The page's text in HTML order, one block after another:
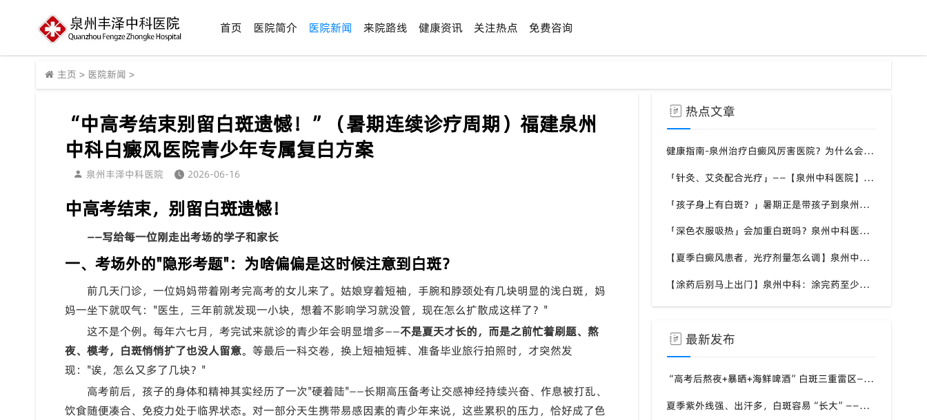
首页 医院简介 医院新闻 来院路线 健康资讯 关注热点 免费咨询
主页 > 医院新闻 >
“中高考结束别留白斑遗憾！”（暑期连续诊疗周期）福建泉州
中科白癜风医院青少年专属复白方案
泉州丰泽中科医院 2026-06-16
中高考结束，别留白斑遗憾！
——写给每一位刚走出考场的学子和家长
一、考场外的"隐形考题"：为啥偏偏是这时候注意到白斑？
前几天门诊，一位妈妈带着刚考完高考的女儿来了。姑娘穿着短袖，手腕和脖颈处有几块明显的浅白斑，妈
妈一坐下就叹气："医生，三年前就发现一小块，想着不影响学习就没管，现在怎么扩散成这样了？"
这不是个例。每年六七月，考完试来就诊的青少年会明显增多——不是夏天才长的，而是之前忙着刷题、熬
夜、模考，白斑悄悄扩了也没人留意。等最后一科交卷，换上短袖短裤、准备毕业旅行拍照时，才突然发
现："诶，怎么又多了几块？"
高考前后，孩子的身体和精神其实经历了一次"硬着陆"——长期高压备考让交感神经持续兴奋、作息被打乱、
饮食随便凑合、免疫力处于临界状态。对一部分天生携带易感因素的青少年来说，这些累积的压力，恰好成了色
热点文章
健康指南-泉州治疗白癜风厉害医院？为什么会长白斑的原因？
「针灸、艾灸配合光疗」——【泉州中科医院】中西医结合让白斑复色更安心
「孩子身上有白斑？」暑期正是带孩子到泉州中科白癜风医院排查的好时机
「深色衣服吸热」会加重白斑吗？泉州中科医院：颜色选择有“讲究”
【夏季白癜风患者，光疗剂量怎么调】泉州中科：高温天某些药膏记得冷藏，别擅自减量或停药
【涂药后别马上出门】泉州中科：涂完药至少室内停留半小时，做好硬防晒再出门
最新发布
“高考后熬夜+暴晒+海鲜啤酒”白斑三重雷区——泉州中科张喜艳医生：暑假这两个月管好了，九月入学才安心
夏季紫外线强、出汗多，白斑容易“长大”——泉州中科：进展期先控斑、稳定期再促复色